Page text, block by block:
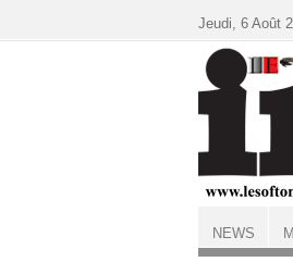
ACCUEIL
Jeudi, 6 Août
NEWS